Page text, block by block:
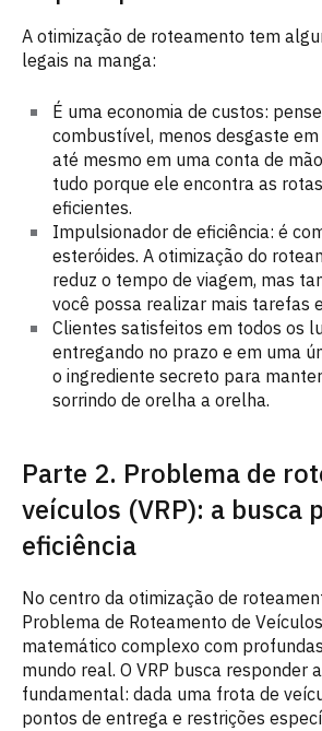
A otimização de roteamento tem
legais na manga:
É uma economia de custos:
combustível, menos desgaste
até mesmo em uma conta de
tudo porque ele encontra as
eficientes.
Impulsionador de eficiência: é
esteróides. A otimização do
reduz o tempo de viagem, mas
você possa realizar mais tarefas
Clientes satisfeitos em todos os
entregando no prazo e em uma
o ingrediente secreto para
sorrindo de orelha a orelha.
Parte 2. Problema de
veículos (VRP): a busca
eficiência
No centro da otimização de
Problema de Roteamento de
matemático complexo com
mundo real. O VRP busca responder
fundamental: dada uma frota de
pontos de entrega e restrições